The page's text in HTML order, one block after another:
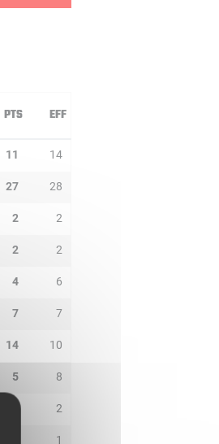
PTS EFF
11 14
27 28
2 2
2 2
4 6
7 7
14 10
5 8
2
1